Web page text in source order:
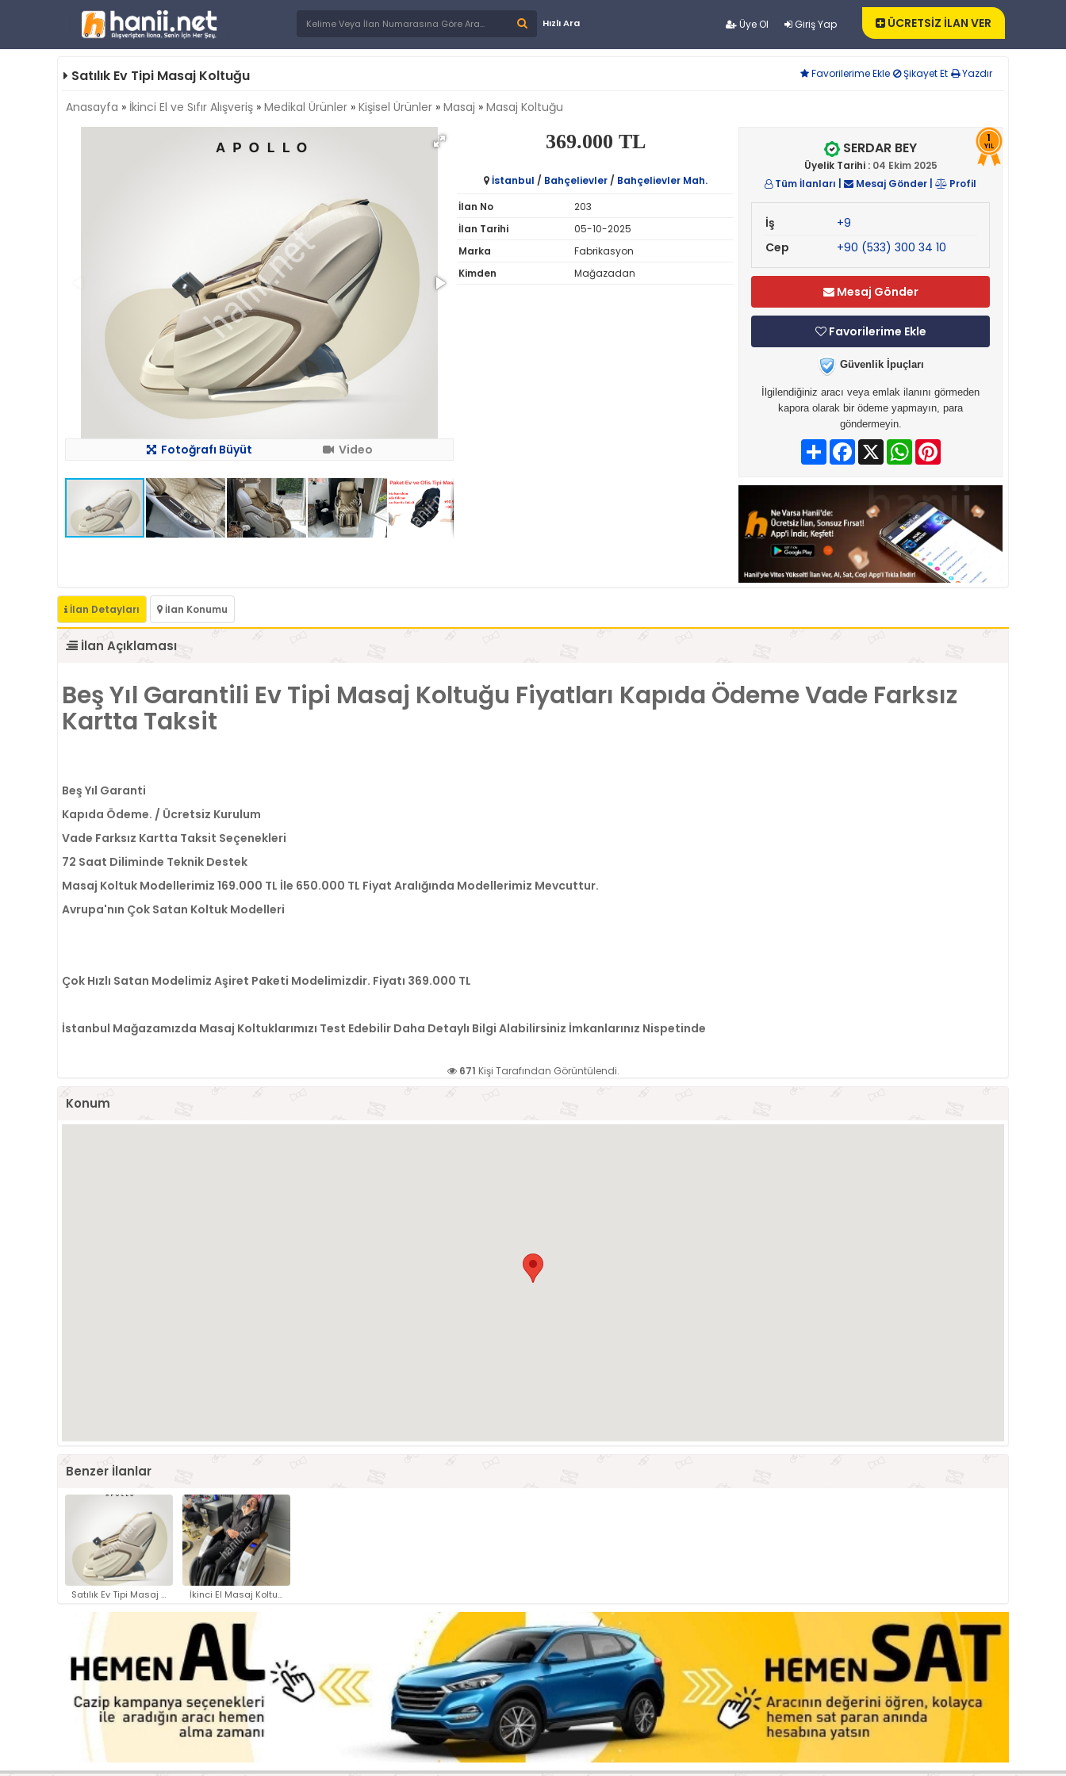
Üye Ol Giriş Yap
Hızlı Ara ÜCRETSİZ İLAN VER
Satılık Ev Tipi Masaj Koltuğu Favorilerime Ekle Şikayet Et Yazdır
Anasayfa » İkinci El ve Sıfır Alışveriş » Medikal Ürünler » Kişisel Ürünler » Masaj » Masaj Koltuğu
Fotoğrafı Büyüt Video
369.000 TL
İstanbul / Bahçelievler/ Bahçelievler Mah.
İlan No
203
İlan Tarihi
05-10-2025
Marka
Fabrikasyon
Kimden
Mağazadan
1
YIL
SERDAR BEY
Üyelik Tarihi : 04 Ekim 2025
Tüm İlanları | Mesaj Gönder | Profil
İş
+9
Cep
+90 (533) 300 34 10
Mesaj Gönder
Favorilerime Ekle
Güvenlik İpuçları
İlgilendiğiniz aracı veya emlak ilanını görmeden
kapora olarak bir ödeme yapmayın, para
göndermeyin.
PaylaşFacebook
X WhatsAppPinterest
İlan Detayları İlan Konumu
İlan Açıklaması
Beş Yıl Garantili Ev Tipi Masaj Koltuğu Fiyatları Kapıda Ödeme Vade Farksız
Kartta Taksit
Beş Yıl Garanti
Kapıda Ödeme. / Ücretsiz Kurulum
Vade Farksız Kartta Taksit Seçenekleri
72 Saat Diliminde Teknik Destek
Masaj Koltuk Modellerimiz 169.000 TL İle 650.000 TL Fiyat Aralığında Modellerimiz Mevcuttur.
Avrupa'nın Çok Satan Koltuk Modelleri
Çok Hızlı Satan Modelimiz Aşiret Paketi Modelimizdir. Fiyatı 369.000 TL
İstanbul Mağazamızda Masaj Koltuklarımızı Test Edebilir Daha Detaylı Bilgi Alabilirsiniz İmkanlarınız Nispetinde
671 Kişi Tarafından Görüntülendi.
Konum
Benzer İlanlar
Satılık Ev Tipi Masaj Koltuğu.. İkinci El Masaj Koltuğu | Uygu..